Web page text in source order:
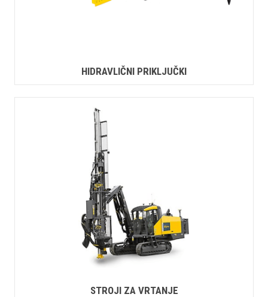
HIDRAVLIČNI PRIKLJUČKI
STROJI ZA VRTANJE